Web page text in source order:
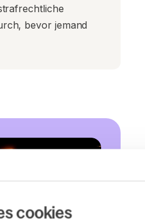
cookies
bevor jemand